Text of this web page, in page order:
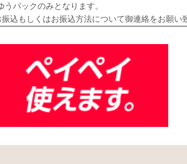
うパックのみとなります。
込もしくはお振込方法について御連絡をお願い